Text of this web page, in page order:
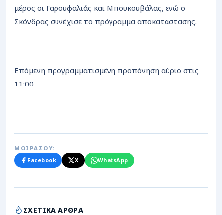
μέρος οι Γαρουφαλιάς και Μπουκουβάλας, ενώ ο
Σκόνδρας συνέχισε το πρόγραμμα αποκατάστασης.
Επόμενη προγραμματισμένη προπόνηση αύριο στις
11:00.
ΜΟΙΡΑΣΟΥ:
Facebook
X WhatsApp
ΣΧΕΤΙΚΑ ΑΡΘΡΑ